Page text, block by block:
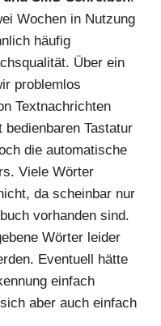
Wochen in Nutzung
häufig
Über ein
problemlos
Textnachrichten
Tastatur
die automatische
Viele Wörter
da scheinbar nur
vorhanden sind.
Wörter leider
Eventuell hätte
einfach
aber auch einfach